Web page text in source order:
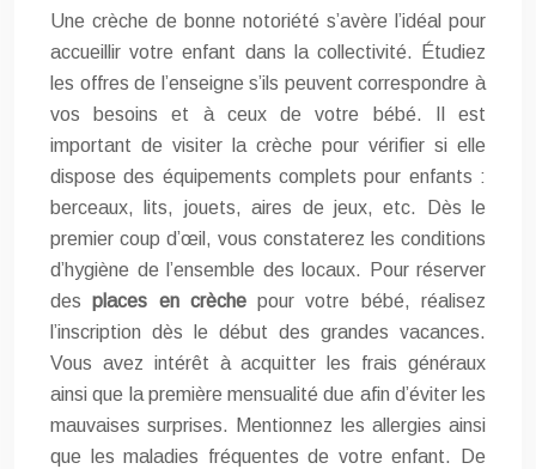
Une crèche de bonne notoriété s’avère l’idéal pour
accueillir votre enfant dans la collectivité. Étudiez
les offres de l’enseigne s’ils peuvent correspondre à
vos besoins et à ceux de votre bébé. Il est
important de visiter la crèche pour vérifier si elle
dispose des équipements complets pour enfants :
berceaux, lits, jouets, aires de jeux, etc. Dès le
premier coup d’œil, vous constaterez les conditions
d’hygiène de l’ensemble des locaux. Pour réserver
desplaces en crèchepour votre bébé, réalisez
l’inscription dès le début des grandes vacances.
Vous avez intérêt à acquitter les frais généraux
ainsi que la première mensualité due afin d’éviter les
mauvaises surprises. Mentionnez les allergies ainsi
que les maladies fréquentes de votre enfant. De